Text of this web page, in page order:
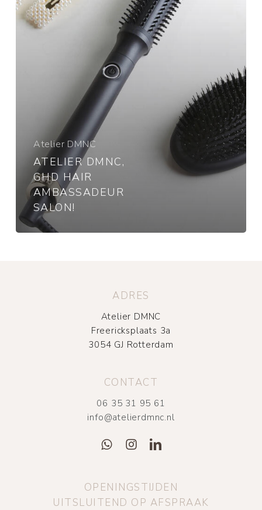
Atelier DMNC
ATELIER DMNC,
GHD HAIR
AMBASSADEUR
SALON!
ADRES
Atelier DMNC
Freericksplaats 3a
3054 GJ Rotterdam
CONTACT
06 35 31 95 61
info@atelierdmnc.nl
OPENINGSTIJDEN
UITSLUITEND OP AFSPRAAK